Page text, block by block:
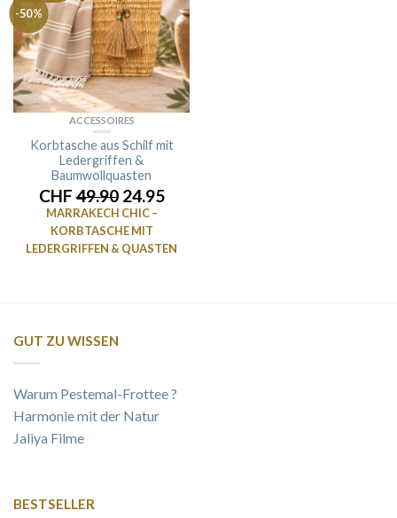
-50%
ACCESSOIRES
Korbtasche aus Schilf mit
Ledergriffen &
Baumwollquasten
CHF49.9024.95
MARRAKECH CHIC –
KORBTASCHE MIT
LEDERGRIFFEN & QUASTEN
GUT ZU WISSEN
Warum Pestemal-Frottee ?
Harmonie mit der Natur
Jaliya Filme
BESTSELLER